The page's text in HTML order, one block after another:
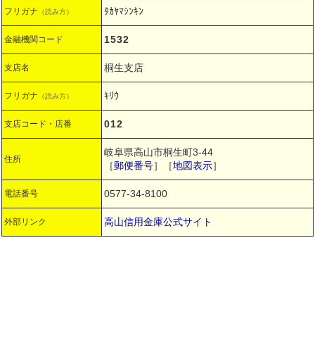
フリガナ （読み方） ﾀｶﾔﾏｼﾝｷﾝ
金融機関コード 1532
支店名 桐生支店
フリガナ （読み方） ｷﾘｳ
支店コード・店番 012
住所
岐阜県高山市桐生町3-44
［郵便番号］［地図表示］
電話番号 0577-34-8100
外部リンク 高山信用金庫公式サイト